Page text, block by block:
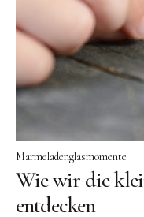
Marmeladenglasmomente
Wie wir die
entdecken